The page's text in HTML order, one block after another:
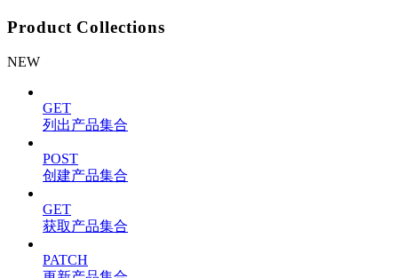
Product Collections
NEW
GET
列出产品集合
POST
创建产品集合
GET
获取产品集合
PATCH